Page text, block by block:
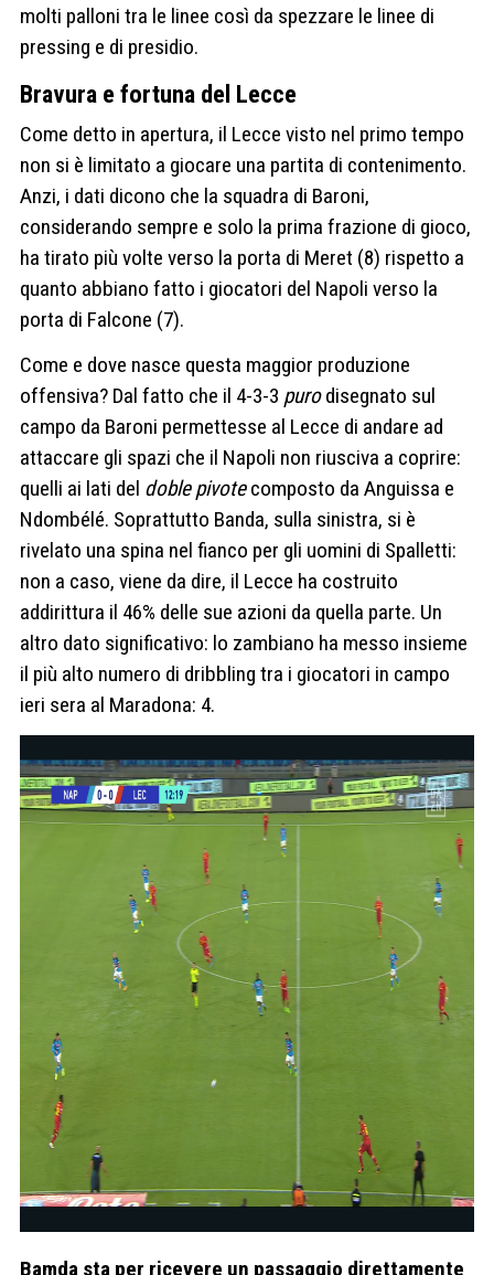
molti palloni tra le linee così da spezzare le linee di
pressing e di presidio.
Bravura e fortuna del Lecce
Come detto in apertura, il Lecce visto nel primo tempo
non si è limitato a giocare una partita di contenimento.
Anzi, i dati dicono che la squadra di Baroni,
considerando sempre e solo la prima frazione di gioco,
ha tirato più volte verso la porta di Meret (8) rispetto a
quanto abbiano fatto i giocatori del Napoli verso la
porta di Falcone (7).
Come e dove nasce questa maggior produzione
offensiva? Dal fatto che il 4-3-3 purodisegnato sul
campo da Baroni permettesse al Lecce di andare ad
attaccare gli spazi che il Napoli non riusciva a coprire:
quelli ai lati del doble pivotecomposto da Anguissa e
Ndombélé. Soprattutto Banda, sulla sinistra, si è
rivelato una spina nel fianco per gli uomini di Spalletti:
non a caso, viene da dire, il Lecce ha costruito
addirittura il 46% delle sue azioni da quella parte. Un
altro dato significativo: lo zambiano ha messo insieme
il più alto numero di dribbling tra i giocatori in campo
ieri sera al Maradona: 4.
Bamda sta per ricevere un passaggio direttamente